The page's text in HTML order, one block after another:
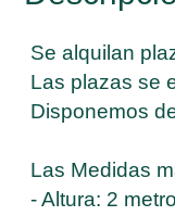
Se alquilan
Las plazas se
Disponemos
Las Medidas
- Altura: 2